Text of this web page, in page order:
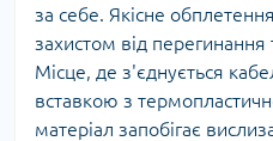
за себе. Якісне
захистом від
Місце, де з'єднується
вставкою з
матеріал запобігає